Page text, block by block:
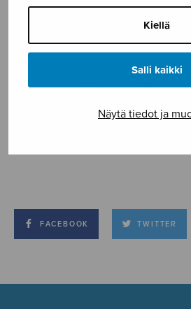
Kiellä
Salli kaikki
Näytä tiedot ja
FACEBOOK TWITTER